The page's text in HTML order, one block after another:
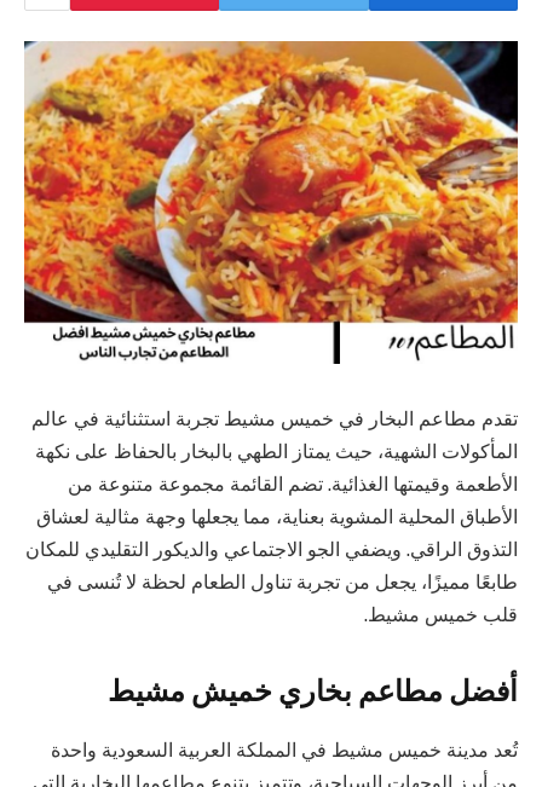
تقدم مطاعم البخار في خميس مشيط تجربة استثنائية في عالم
المأكولات الشهية، حيث يمتاز الطهي بالبخار بالحفاظ على نكهة
الأطعمة وقيمتها الغذائية. تضم القائمة مجموعة متنوعة من
الأطباق المحلية المشوية بعناية، مما يجعلها وجهة مثالية لعشاق
التذوق الراقي. ويضفي الجو الاجتماعي والديكور التقليدي للمكان
طابعًا مميزًا، يجعل من تجربة تناول الطعام لحظة لا تُنسى في
قلب خميس مشيط.
أفضل مطاعم بخاري خميش مشيط
تُعد مدينة خميس مشيط في المملكة العربية السعودية واحدة